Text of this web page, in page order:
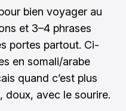
bien voyager au
et 3–4 phrases
portes partout. Ci-
en somali/arabe
quand c’est plus
doux, avec le sourire.